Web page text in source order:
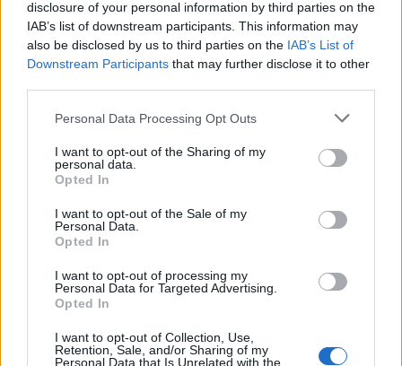
disclosure of your personal information by third parties on the
IAB’s list of downstream participants. This information may
also be disclosed by us to third parties on the IAB’s List of
Downstream Participants that may further disclose it to other
Please note that this website/app uses one or more Google
not limited to your visit or usage behaviour. You may click to
grant or deny consent to Google and its third-party tags to
use your data for below specified purposes in below Google
consent section.
Personal Data Processing Opt Outs
I want to opt-out of the Sharing of my
personal data.
Opted In
I want to opt-out of the Sale of my
Personal Data.
Opted In
I want to opt-out of processing my
Personal Data for Targeted Advertising.
Opted In
I want to opt-out of Collection, Use,
Retention, Sale, and/or Sharing of my
Personal Data that Is Unrelated with the
Indicazioni pratiche per seguire le gare
con criterio
velocitàprecisionegiudizio ); 2) verificare il
format (batterie, manche, somma tempi, punteggi),
3) annotare le
ordine d’arrivo), 5) osservare come la tattica si
adatta al regolamento. Questa lente consente di
leggere tabelloni e cronometri con logica,
riconoscendo i pattern che distinguono una gara
dall’altra e rendono ogni specialità unica per
obiettivi e metodi di valutazione.